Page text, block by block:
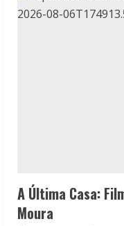
A Última Casa:
Moura